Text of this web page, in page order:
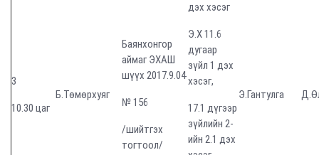
дэх хэсэг
3
10.30 цаг
Б.Төмөрхуяг
Баянхонгор
аймаг ЭХАШ
шүүх 2017.9.04
№ 156
/шийтгэх
тогтоол/
Э.Х 11.6
дугаар
зүйл 1 дэх
хэсэг,
17.1 дүгээр
зүйлийн 2-
ийн 2.1 дэх
Э.Гантулга